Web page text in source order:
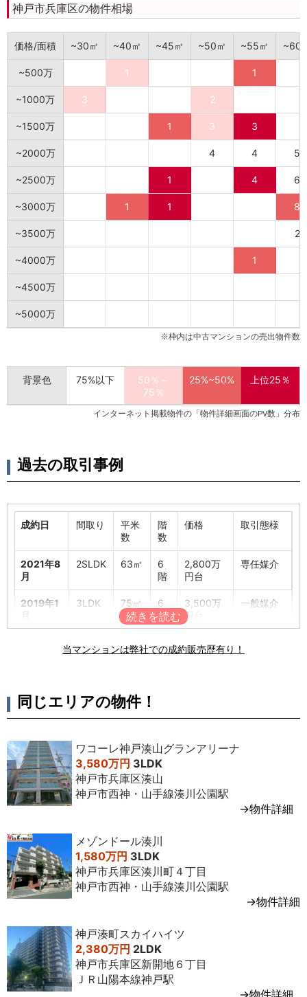
神戸市兵庫区の物件相場
価格/面積 ~30㎡ ~40㎡ ~45㎡ ~50㎡ ~55㎡ ~60
~500万 1 1
~1000万 3 2
~1500万 1 3 3
~2000万 4 4 5
~2500万 1 4 6
~3000万 1 1 8
~3500万 2
~4000万 1
~4500万
~5000万
※枠内は中古マンションの売出物件数
背景色 75%以下
50％～
75％
25%~50% 上位25％
インターネット掲載物件の「物件詳細画面のPV数」分布
過去の取引事例
成約日 間取り
平米
数
階
数
価格 取引態様
2021年8
月
2SLDK 63㎡
6
階
2,800万
円台
専任媒介
2019年1
月
3LDK 75㎡
6
階
3,500万
円台
一般媒介
75㎡
階
3,500万
円台
月
2018年5
3LDK 71㎡
3
3,300万
専任媒介
2018年3
月
3LDK 65㎡
5
階
2018年2
3LDK 65㎡
6
2,700万
媒介
2018年1
月
2SLDK 58㎡
8
階
2017年1
月
3LDK
7100
㎡
1
階
2,400万
円台
月
2016年5
月
3LDK 71㎡
4
階
円台
2014年 専任媒介
当マンションは弊社での成約販売歴有り！
同じエリアの物件！
ワコーレ神戸湊山グランアリーナ
3,580万円 3LDK
神戸市兵庫区湊山
神戸市西神・山手線湊川公園駅
→物件詳細
メゾンドール湊川
1,580万円 3LDK
神戸市兵庫区湊川町４丁目
神戸市西神・山手線湊川公園駅
→物件詳細
神戸湊町スカイハイツ
2,380万円 2LDK
神戸市兵庫区新開地６丁目
ＪＲ山陽本線神戸駅
→物件詳細